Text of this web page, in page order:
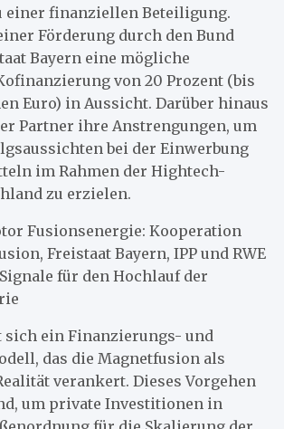
einer finanziellen Beteiligung.
Förderung durch den Bund
Bayern eine mögliche
von 20 Prozent (bis
Euro) in Aussicht. Darüber hinaus
Partner ihre Anstrengungen, um
bei der Einwerbung
im Rahmen der Hightech-
zu erzielen.
Fusionsenergie: Kooperation
Freistaat Bayern, IPP und RWE
für den Hochlauf der
sich ein Finanzierungs- und
das die Magnetfusion als
verankert. Dieses Vorgehen
um private Investitionen in